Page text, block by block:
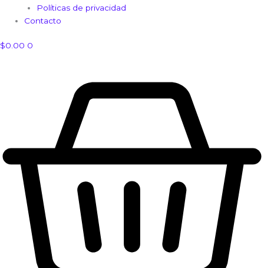
Políticas de privacidad
Contacto
$0.00 0